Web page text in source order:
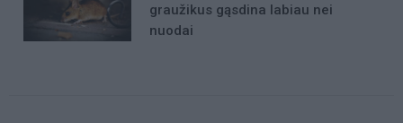
graužikus gąsdina labiau nei
nuodai